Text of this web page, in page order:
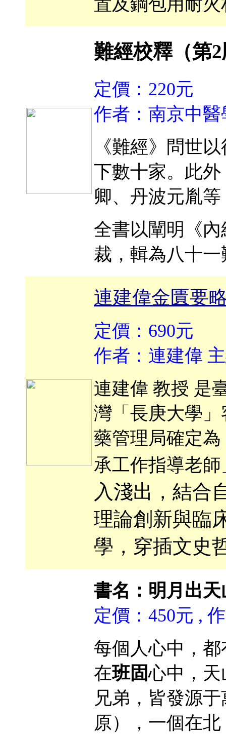
置及鋼包用耐火
難經校釋（第
定價：220元
作者：南京中
《難經》問世
下數十家。此
卿、丹波元胤
全書以闡明《
裁，輯為八十一
連建偉金匱要
定價：690元
作者：連建偉
連建偉 教授 是
灣「長庚大學
藥管理局確定
承工作指導老師
入淺出，結合
理論創新與臨
學，穿插文史
書名：明月出
定價：450元 ,
每個人心中，
在班固心中，
兄弟，皆發源
原），一個在